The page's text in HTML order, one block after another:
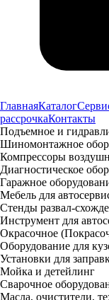
ГлавнаяКаталог
рассрочкаКонтакты
Подъемное и
Шиномонтажное
Компрессоры
Диагностическое
Гаражное
Мебель для
Стенды развал-
Инструмент для
Окрасочное
Оборудование для
Установки для
Мойка и детейлинг
Сварочное
Масла, очистители,